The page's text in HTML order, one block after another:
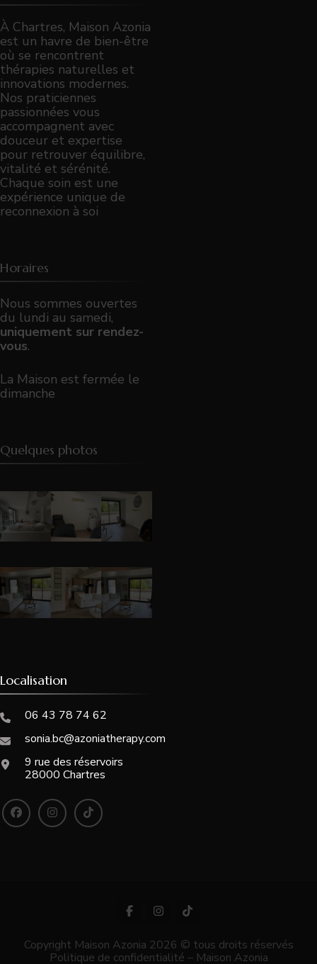
À Chartres, Maison Azonia
est un havre de bien-être
où se rencontrent
thérapies naturelles et
innovations modernes.
Nos praticiennes
passionnées vous
accompagnent avec
douceur et expertise
pour retrouver équilibre,
vitalité et sérénité.
Chaque soin est une
expérience unique de
reconnexion à soi
Horaires
Nous sommes ouvertes
du lundi au samedi,
uniquement sur rendez-
vous.
La Maison est fermée le
dimanche
Quelques photos
Localisation
06 43 78 74 62
sonia.bc@azoniatherapy.com
9 rue des réservoirs
28000 Chartres
Copyright Maison Azonia 2026 © tous droits réservés
Politique de confidentialité – Maison Azonia